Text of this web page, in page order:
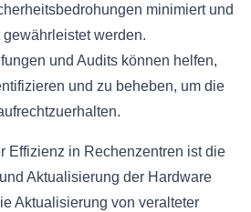
minimiert und
werden.
und Audits können helfen,
und zu beheben, um die
Effizienz in Rechenzentren ist die
Aktualisierung der Hardware
Aktualisierung von veralteter